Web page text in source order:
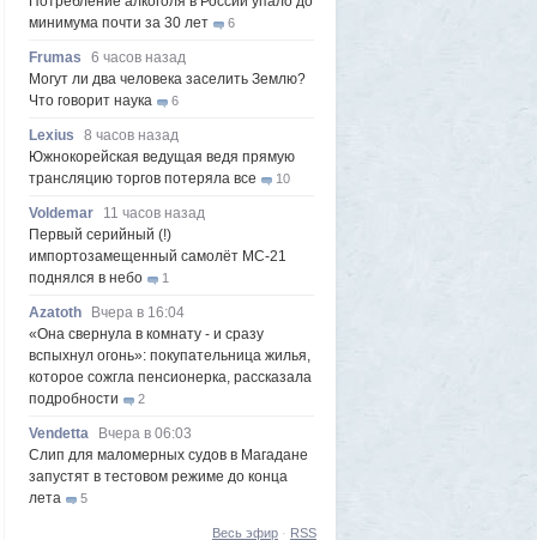
минимума почти за 30 лет
6
Frumas
6 часов назад
Могут ли два человека заселить Землю?
Что говорит наука
6
Lexius
8 часов назад
Южнокорейская ведущая ведя прямую
трансляцию торгов потеряла все
10
Voldemar
11 часов назад
Первый серийный (!)
импортозамещенный самолёт МС-21
поднялся в небо
1
Azatoth
Вчера в 16:04
«Она свернула в комнату - и сразу
вспыхнул огонь»: покупательница жилья,
которое сожгла пенсионерка, рассказала
подробности
2
Vendetta
Вчера в 06:03
Слип для маломерных судов в Магадане
запустят в тестовом режиме до конца
лета
5
5 августа 2026, 20:09Весь эфир · RSS